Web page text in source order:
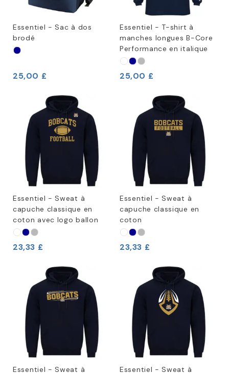
Essentiel - Sac à dos
brodé
25,00 £
Essentiel - T-shirt à
manches longues B-Core
Performance en italique
25,00 £
Essentiel - Sweat à
capuche classique en
coton avec logo ballon
23,33 £
Essentiel - Sweat à
capuche classique en
coton
23,33 £
Essentiel - Sweat à
Essentiel - Sweat à